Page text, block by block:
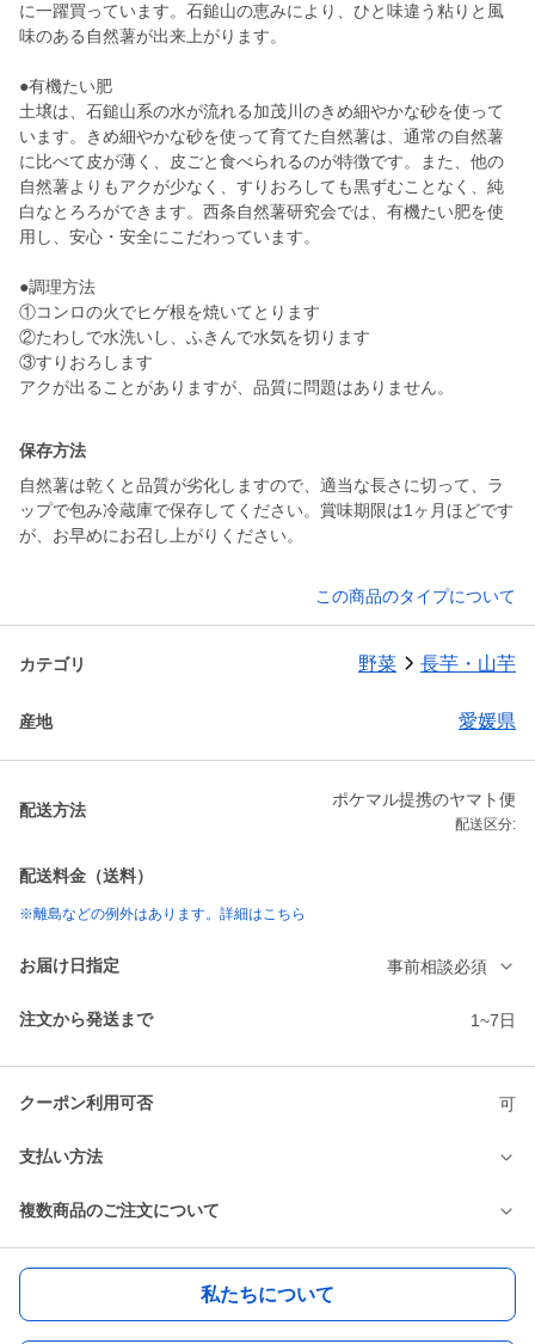
に一躍買っています。石鎚山の恵みにより、ひと味違う粘りと風
味のある自然薯が出来上がります。
●有機たい肥
土壌は、石鎚山系の水が流れる加茂川のきめ細やかな砂を使って
います。きめ細やかな砂を使って育てた自然薯は、通常の自然薯
に比べて皮が薄く、皮ごと食べられるのが特徴です。また、他の
自然薯よりもアクが少なく、すりおろしても黒ずむことなく、純
白なとろろができます。西条自然薯研究会では、有機たい肥を使
用し、安心・安全にこだわっています。
●調理方法
①コンロの火でヒゲ根を焼いてとります
②たわしで水洗いし、ふきんで水気を切ります
③すりおろします
アクが出ることがありますが、品質に問題はありません。
保存方法
自然薯は乾くと品質が劣化しますので、適当な長さに切って、ラ
ップで包み冷蔵庫で保存してください。賞味期限は1ヶ月ほどです
が、お早めにお召し上がりください。
この商品のタイプについて
カテゴリ 野菜 長芋・山芋
産地 愛媛県
配送方法
ポケマル提携のヤマト便
配送区分:
配送料金（送料）
※離島などの例外はあります。詳細はこちら
お届け日指定 事前相談必須
注文から発送まで 1~7日
クーポン利用可否 可
支払い方法
複数商品のご注文について
私たちについて